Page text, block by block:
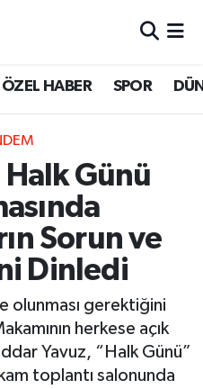
ÖZEL HABER SPOR
Halk Günü
Sorun ve
Dinledi
olunması gerektiğini
herkese açık
Yavuz, “Halk Günü”
toplantı salonunda
ve Fikstür